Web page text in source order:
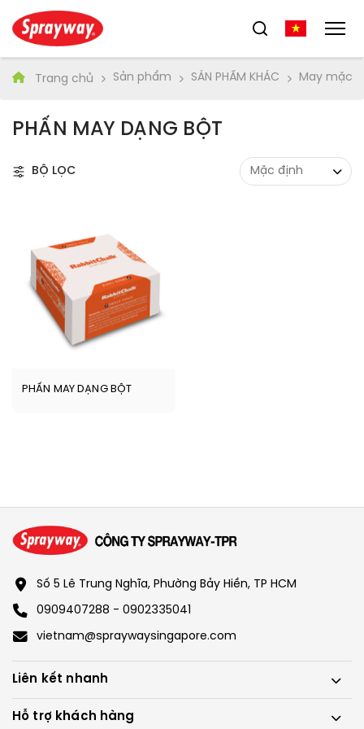
Trang chủ Sản phẩm SẢN PHẨM KHÁC May mặc
PHẤN MAY DẠNG BỘT
BỘ LỌC
PHẤN MAY DẠNG BỘT
Số 5 Lê Trung Nghĩa, Phường Bảy Hiền, TP HCM
0909407288 - 0902335041
vietnam@spraywaysingapore.com
Liên kết nhanh
Hỗ trợ khách hàng